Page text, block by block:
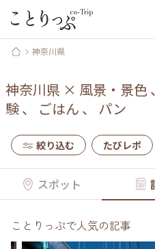
神奈川県
神奈川県 × 風景・景色
験、 ごはん 、 パン
絞り込む たびレポ
スポット
ことりっぷで人気の記事